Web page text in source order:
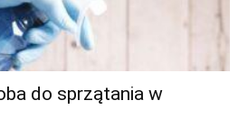
do sprzątania w